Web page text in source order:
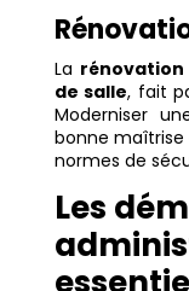
La
de salle, fait
Moderniser
bonne maîtrise
normes de
Les